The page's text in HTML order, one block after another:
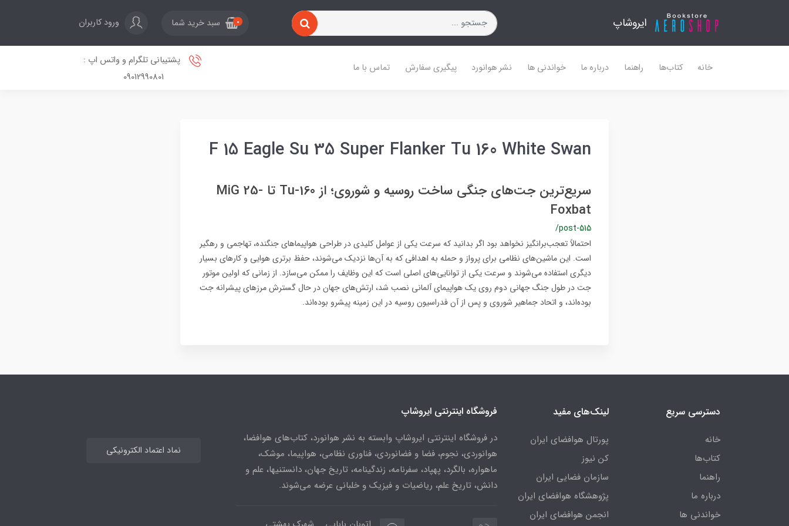
ایروشاپ 0 سبد خرید شما ورود کاربران
خانه کتاب‌ها راهنما درباره ما خواندنی ها نشر هوانورد پیگیری سفارش تماس با ما
پشتیبانی تلگرام و واتس اپ :
09012990801
F 15 Eagle Su 35 Super Flanker Tu 160 White Swan
سریع‌ترین جت‌های جنگی ساخت روسیه و شوروی؛ از Tu-160 تا MiG 25-
Foxbat
/post-515
احتمالاً تعجب‌برانگیز نخواهد بود اگر بدانید که سرعت یکی از عوامل کلیدی در طراحی هواپیماهای جنگنده، تهاجمی و رهگیر
است. این ماشین‌های نظامی برای پرواز و حمله به اهدافی که به آن‌ها نزدیک می‌شوند، حفظ برتری هوایی و کارهای بسیار
دیگری استفاده می‌شوند و سرعت یکی از توانایی‌های اصلی است که این وظایف را ممکن می‌سازد. از زمانی که اولین موتور
جت در طول جنگ جهانی دوم روی یک هواپیمای آلمانی نصب شد، ارتش‌های جهان در حال گسترش مرزهای پیشرانه جت
بوده‌اند، و اتحاد جماهیر شوروی و پس از آن فدراسیون روسیه در این زمینه پیشرو بوده‌اند.
دسترسی سریع
خانه
کتاب‌ها
راهنما
درباره ما
خواندنی ها
لینک‌های مفید
پورتال هوافضای ایران
کن نیوز
سازمان فضایی ایران
پژوهشگاه هوافضای ایران
انجمن هوافضای ایران
فروشگاه اینترنتی ایروشاپ
در فروشگاه اینترنتی ایروشاپ وابسته به نشر هوانورد، کتاب‌های هوافضا،
هوانوردی، نجوم، فضا و فضانوردی، فناوری نظامی، هواپیما، موشک،
ماهواره، بالگرد، پهپاد، سفرنامه، زندگینامه، تاریخ جهان، دانستنیها، علم و
دانش، تاریخ علم، ریاضیات و فیزیک و خلبانی عرضه می‌شوند.
نماد اعتماد الکترونیکی